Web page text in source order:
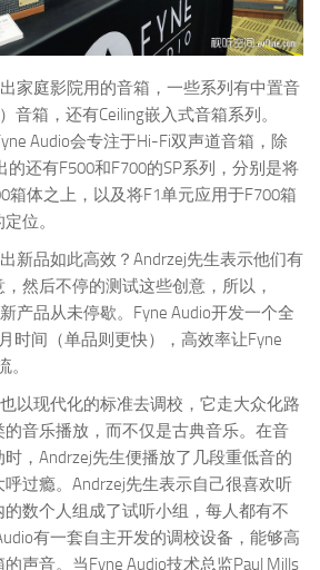
家庭影院用的音箱，一些系列有中置音
音箱，还有Ceiling嵌入式音箱系列。
Audio会专注于Hi-Fi双声道音箱，除
的还有F500和F700的SP系列，分别是将
箱体之上，以及将F1单元应用于F700箱
位。
新品如此高效？Andrzej先生表示他们有
然后不停的测试这些创意，所以，
产品从未停歇。Fyne Audio开发一个全
时间（单品则更快），高效率让Fyne
。
以现代化的标准去调校，它走大众化路
音乐播放，而不仅是古典音乐。在音
，Andrzej先生便播放了几段重低音的
过瘾。Andrzej先生表示自己很喜欢听
数个人组成了试听小组，每人都有不
有一套自主开发的调校设备，能够高
声音。当Fyne Audio技术总监Paul Mills